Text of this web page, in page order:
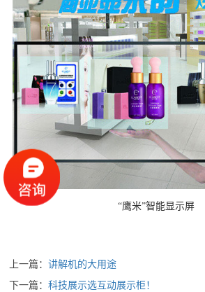
“鹰米”智能显示屏
上一篇：讲解机的大用途
下一篇：科技展示选互动展示柜！